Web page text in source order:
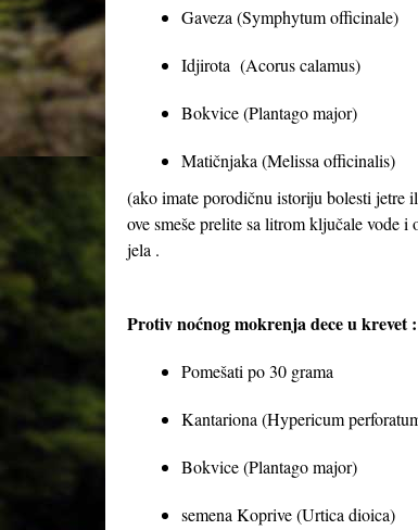
Gaveza (Symphytum officinale)
Idjirota (Acorus calamus)
Bokvice (Plantago major)
Matičnjaka (Melissa officinalis)
(ako imate porodičnu istoriju bolesti jetre
ove smeše prelite sa litrom ključale vode
jela .
Protiv noćnog mokrenja dece u krevet :
Pomešati po 30 grama
Kantariona (Hypericum
Bokvice (Plantago major)
semena Koprive (Urtica dioica)